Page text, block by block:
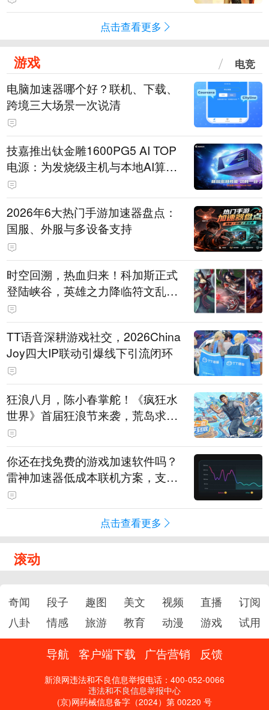
点击查看更多
游戏 电竞
电脑加速器哪个好？联机、下载、
跨境三大场景一次说清
技嘉推出钛金雕1600PG5 AI TOP
电源：为发烧级主机与本地AI算力
打造旗舰供电方案
2026年6大热门手游加速器盘点：
国服、外服与多设备支持
时空回溯，热血归来！科加斯正式
登陆峡谷，英雄之力降临符文乱
斗！
TT语音深耕游戏社交，2026China
Joy四大IP联动引爆线下引流闭环
狂浪八月，陈小春掌舵！《疯狂水
世界》首届狂浪节来袭，荒岛求生
直播即将开启
你还在找免费的游戏加速软件吗？
雷神加速器低成本联机方案，支持
免费试用
点击查看更多
滚动
奇闻 段子 趣图 美文 视频 直播
订阅
八卦
情感 旅游 教育 动漫 游戏 试用
导航 客户端下载 广告营销 反馈
新浪网违法和不良信息举报电话：400-052-0066
违法和不良信息举报中心
(京)网药械信息备字（2024）第 00220 号